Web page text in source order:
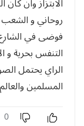
روحاني و
فوضى في الشارع
التنفس بحرية و
الراي يحتمل
المسلمين والعالم
0